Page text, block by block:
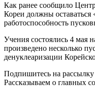
Как ранее сообщило
Кореи должны оставаться
работоспособность
Учения состоялись 4 мая
произведено несколько
денуклеаризации
Подпишитесь на
Рассказываем о главных